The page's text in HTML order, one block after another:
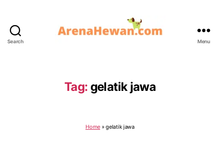
Search Menu
Tag: gelatik jawa
Home»gelatik jawa